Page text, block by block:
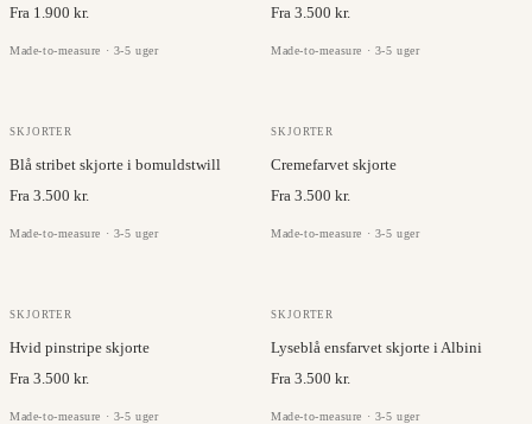
Fra 1.900 kr.
Made-to-measure · 3-5 uger
Fra 3.500 kr.
Made-to-measure · 3-5 uger
ALBINI
SKJORTER
Blå stribet skjorte i bomuldstwill
Fra 3.500 kr.
Made-to-measure · 3-5 uger
ALBINI
SKJORTER
Cremefarvet skjorte
Fra 3.500 kr.
Made-to-measure · 3-5 uger
ALBINI
SKJORTER
Hvid pinstripe skjorte
Fra 3.500 kr.
Made-to-measure · 3-5 uger
ALBINI
SKJORTER
Lyseblå ensfarvet skjorte i Albini
Fra 3.500 kr.
Made-to-measure · 3-5 uger